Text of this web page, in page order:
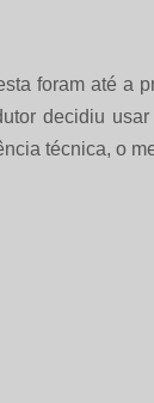
foram até a
decidiu
técnica, o